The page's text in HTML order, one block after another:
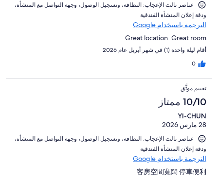
عناصر نالت الإعجاب: ⁦النظافة⁩، و⁦تسجيل الوصول⁩، و⁦جهة التواصل مع المنشأة⁩،
و⁦دقة إعلان المنشأة الفندقية⁩
الترجمة باستخدام Google
Great location. Great room
أقام ليلة واحدة (1) في شهر أبريل عام 2026
0
تقييم موثَّق
10/10 ممتاز
YI-CHUN
28 مارس 2026
عناصر نالت الإعجاب: ⁦النظافة⁩، و⁦تسجيل الوصول⁩، و⁦جهة التواصل مع المنشأة⁩،
و⁦دقة إعلان المنشأة الفندقية⁩
الترجمة باستخدام Google
客房空間寬闊 停車便利